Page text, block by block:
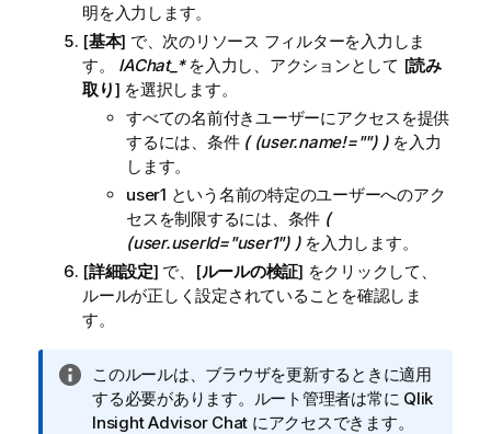
明を入力します。
[基本] で、次のリソース フィルターを入力しま
す。
IAChat_*を入力し、アクションとして [読み
取り] を選択します。
すべての名前付きユーザーにアクセスを提供
するには、条件 ( (user.name!="") )を入力
します。
user1 という名前の特定のユーザーへのアク
セスを制限するには、条件 (
(user.userId="user1") )を入力します。
[詳細設定] で、[ルールの検証] をクリックして、
ルールが正しく設定されていることを確認しま
す。
情
報
メ
このルールは、ブラウザを更新するときに適用
する必要があります。ルート管理者は常に Qlik
Insight Advisor Chat にアクセスできます。